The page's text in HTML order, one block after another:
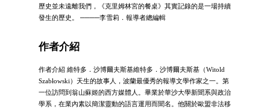
歷史並未遠離我們，《克里姆林宮的餐桌》其實記錄的是一場持續
發生的歷史。 ────李雪莉．報導者總編輯
作者介紹
作者介紹 維特多．沙博爾夫斯基維特多．沙博爾夫斯基（Witold
Szabłowski）天生的故事人，波蘭最優秀的報導文學作家之一。第
一位訪問到翁山蘇姬的西方媒體人。畢業於華沙大學新聞系與政治
學系，在業內素以簡潔靈動的語言運用而聞名。他關於歐盟非法移